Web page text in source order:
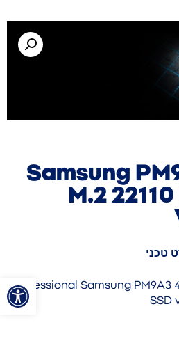
פתח
Samsung
M.2
טכני
Professional Samsung PM9A3
SSD